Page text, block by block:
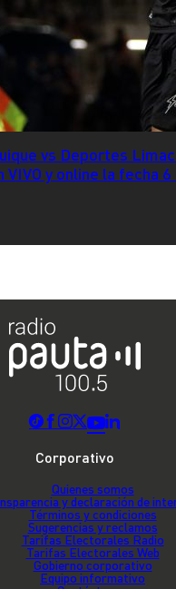
vs Deportes
VIVO y online la fecha 6
Corporativo
Quienes somos
y declaración de
Términos y condiciones
Sugerencias y reclamos
Tarifas Electorales Radio
Tarifas Electorales Web
Gobierno corporativo
Equipo informativo